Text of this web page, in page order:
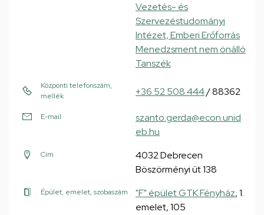
Vezetés- és
Szervezéstudományi
Intézet, Emberi Erőforrás
Menedzsment nem önálló
Tanszék
Központi telefonszám,
mellék
+36 52 508 444/ 88362
E-mail
szanto.gerda@econ.unid
eb.hu
Cím
4032 Debrecen
Böszörményi út 138
Épület, emelet, szobaszám "F" épület GTK Fényház, 1.
emelet, 105